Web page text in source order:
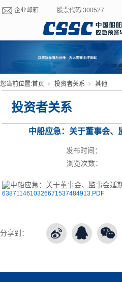
企业邮箱 股票代码:300527
您当前位置:首页 投资者关系 其他
投资者关系
中船应急：关于董事会、
发布时间：
浏览次数：
6387114610326671537484913.PDF
分享到：